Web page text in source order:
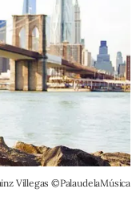
Villegas ©PalaudelaMúsica